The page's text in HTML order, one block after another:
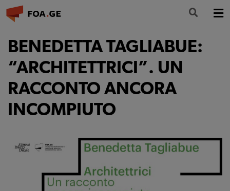
LA FONDAZIONE
FORMAZIONE
CULTURA
PARTECIPA
INFO E CONTATTI
BENEDETTA TAGLIABUE:
“ARCHITETTRICI”. UN
RACCONTO ANCORA
INCOMPIUTO